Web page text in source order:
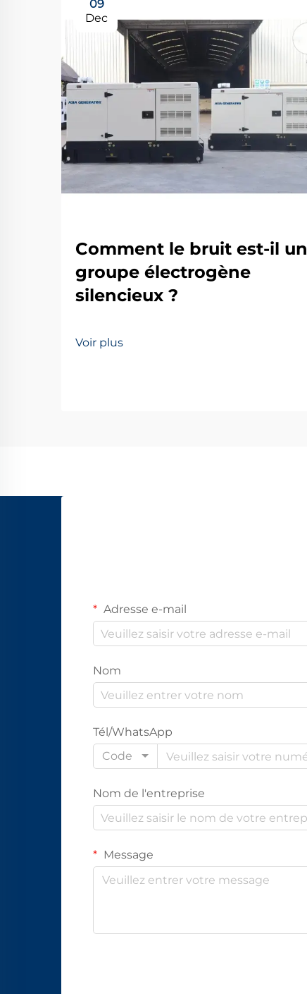
09
Dec
Comment le bruit est-il un
groupe électrogène
silencieux ?
Voir plus
Adresse e-mail
Nom
Tél/WhatsApp
Code
Nom de l'entreprise
Message